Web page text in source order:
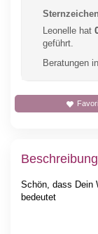
Leonelle hat
geführt.
Beratungen
Beschreibung
Schön, dass Dein
bedeutet